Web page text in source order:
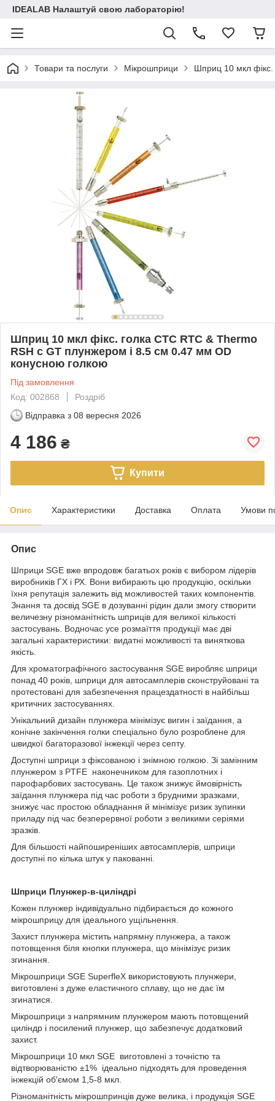
IDEALAB Налаштуй свою лабораторію!
Товари та послуги Мікрошприци Шприц 10 мкл
Шприц 10 мкл фікс. голка CTC RTC & Thermo
RSH c GT плунжером і 8.5 см 0.47 мм OD
конусною голкою
Під замовлення
Код: 002868
Роздріб
Відправка з 08 вересня 2026
4 186 ₴
Купити
Опис Характеристики Доставка Оплата Умови
Опис
Шприци SGE вже впродовж багатьох років є вибором лідерів
виробників ГХ і РХ. Вони вибирають цю продукцію, оскільки
їхня репутація залежить від можливостей таких компонентів.
Знання та досвід SGE в дозуванні рідин дали змогу створити
величезну різноманітність шприців для великої кількості
застосувань. Водночас усе розмаїття продукції має дві
загальні характеристики: видатні можливості та виняткова
якість.
Для хроматографічного застосування SGE виробляє шприци
понад 40 років, шприци для автосамплерів сконструйовані та
протестовані для забезпечення працездатності в найбільш
критичних застосуваннях.
Унікальний дизайн плунжера мінімізує вигин і заїдання, а
конічне закінчення голки спеціально було розроблене для
швидкої багаторазової інжекції через септу.
Доступні шприци з фіксованою і знімною голкою. Зі замінним
плунжером з PTFE наконечником для газоплотних і
парофарбових застосувань. Це також знижує ймовірність
заїдання плунжера під час роботи з брудними зразками,
знижує час простою обладнання й мінімізує ризик зупинки
приладу під час безперервної роботи з великими серіями
зразків.
Для більшості найпоширеніших автосамплерів, шприци
доступні по кілька штук у пакованні.
Шприци Плунжер-в-циліндрі
Кожен плунжер індивідуально підбирається до кожного
мікрошприцу для ідеального ущільнення.
Захист плунжера містить напрямну плунжера, а також
потовщення біля кнопки плунжера, що мінімізує ризик
згинання.
Мікрошприци SGE SuperfleX використовують плунжери,
виготовлені з дуже еластичного сплаву, що не дає їм
згинатися.
Мікрошприци з напрямним плунжером мають потовщений
циліндр і посилений плунжер, що забезпечує додатковий
захист.
Мікрошприци 10 мкл SGE виготовлені з точністю та
відтворюваністю ±1% ідеально підходять для проведення
інжекцій об'ємом 1,5-8 мкл.
Різноманітність мікрошпринців дуже велика, і продукція SGE